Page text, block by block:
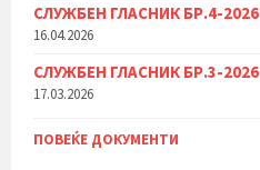
СЛУЖБЕН ГЛАСНИК БР.4-2026
16.04.2026
СЛУЖБЕН ГЛАСНИК БР.3-2026
17.03.2026
ПОВЕЌЕ ДОКУМЕНТИ